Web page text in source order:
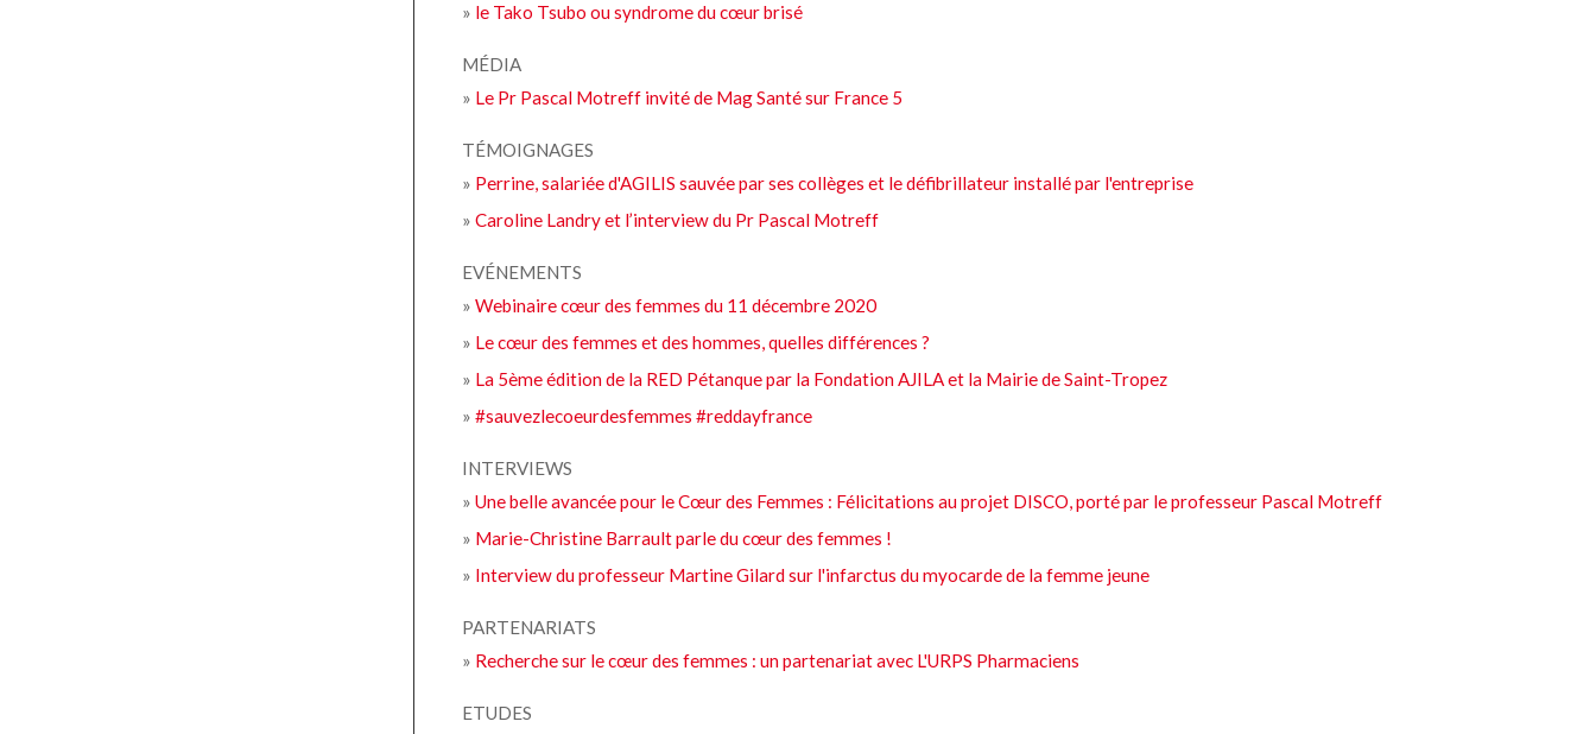
» le Tako Tsubo ou syndrome du cœur brisé
MÉDIA
» Le Pr Pascal Motreff invité de Mag Santé sur France 5
TÉMOIGNAGES
» Perrine, salariée d'AGILIS sauvée par ses collèges et le défibrillateur installé par l'entreprise
»Caroline Landry et l’interview du Pr Pascal Motreff
EVÉNEMENTS
»Webinaire cœur des femmes du 11 décembre 2020
» Le cœur des femmes et des hommes, quelles différences ?
» La 5ème édition de la RED Pétanque par la Fondation AJILA et la Mairie de Saint-Tropez
»#sauvezlecoeurdesfemmes #reddayfrance
INTERVIEWS
»Une belle avancée pour le Cœur des Femmes : Félicitations au projet DISCO, porté par le professeur Pascal Motreff
» Marie-Christine Barrault parle du cœur des femmes !
» Interview du professeur Martine Gilard sur l'infarctus du myocarde de la femme jeune
PARTENARIATS
» Recherche sur le cœur des femmes : un partenariat avec L'URPS Pharmaciens
ETUDES